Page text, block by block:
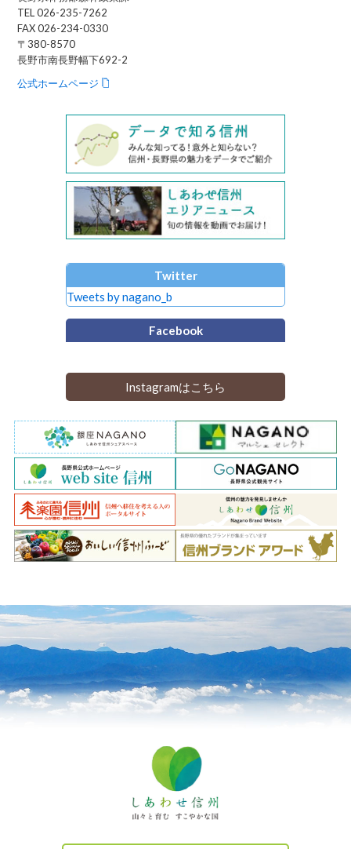
TEL 026-235-7262
FAX 026-234-0330
〒380-8570
長野市南長野幅下692-2
公式ホームページ
Twitter
Tweets by nagano_b
Facebook
Instagramはこちら